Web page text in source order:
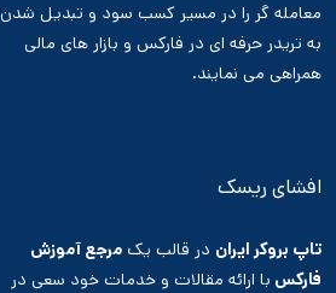
معامله گر را در مسیر کسب سود و تبدیل شدن
به تریدر حرفه ای در فارکس و بازار های مالی
همراهی می نمایند.
افشای ریسک
تاپ بروکر ایران در قالب یک مرجع آموزش
فارکس با ارائه مقالات و خدمات خود سعی در